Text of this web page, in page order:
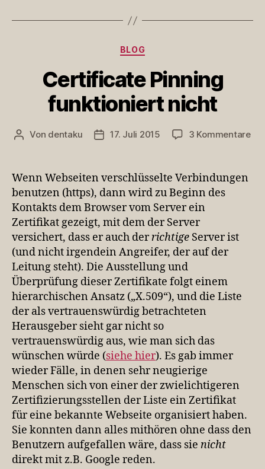
Kategorien
BLOG
Certificate Pinning
funktioniert nicht
Beitragsautor
Von dentaku Veröffentlichungsdatum
17. Juli 2015 3 Kommentarezu
Wenn Webseiten verschlüsselte Verbindungen
benutzen (https), dann wird zu Beginn des
Kontakts dem Browser vom Server ein
Zertifikat gezeigt, mit dem der Server
versichert, dass er auch derrichtige Server ist
(und nicht irgendein Angreifer, der auf der
Leitung steht). Die Ausstellung und
Überprüfung dieser Zertifikate folgt einem
hierarchischen Ansatz („X.509“), und die Liste
der als vertrauenswürdig betrachteten
Herausgeber sieht gar nicht so
vertrauenswürdig aus, wie man sich das
wünschen würde (siehe hier). Es gab immer
wieder Fälle, in denen sehr neugierige
Menschen sich von einer der zwielichtigeren
Zertifizierungsstellen der Liste ein Zertifikat
für eine bekannte Webseite organisiert haben.
Sie konnten dann alles mithören ohne dass den
Benutzern aufgefallen wäre, dass sie nicht
direkt mit z.B. Google reden.